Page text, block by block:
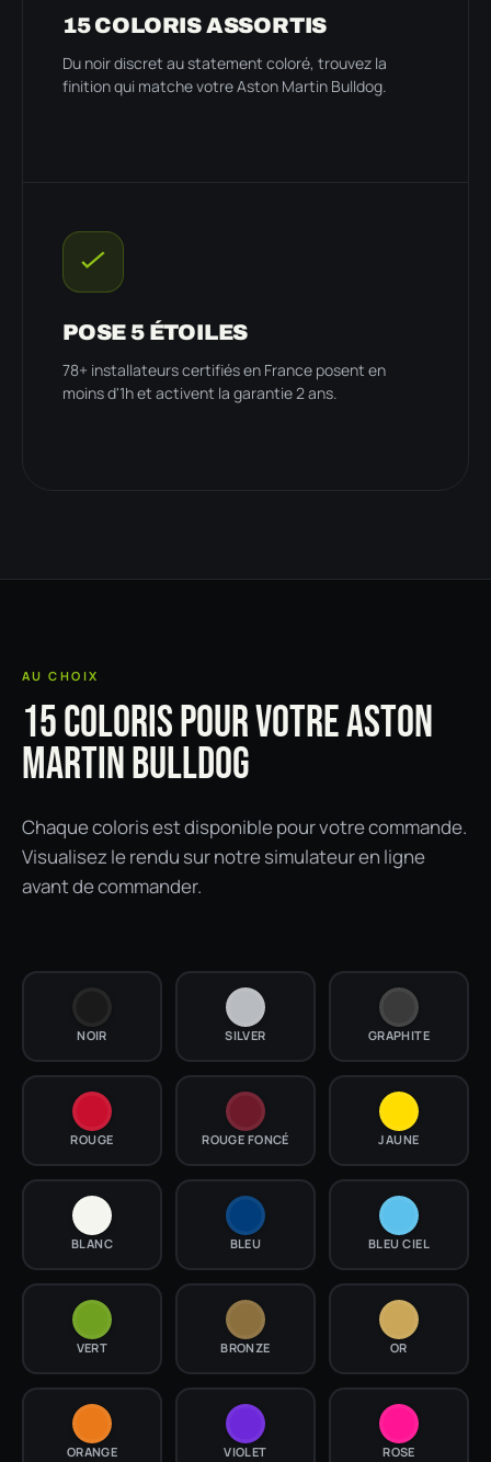
15 COLORIS ASSORTIS
Du noir discret au statement coloré, trouvez la
finition qui matche votre Aston Martin Bulldog.
POSE 5 ÉTOILES
78+ installateurs certifiés en France posent en
moins d'1h et activent la garantie 2 ans.
AU CHOIX
15 COLORIS POUR VOTRE ASTON
MARTIN BULLDOG
Chaque coloris est disponible pour votre commande.
Visualisez le rendu sur notre simulateur en ligne
avant de commander.
NOIR SILVER GRAPHITE
ROUGE ROUGE FONCÉ JAUNE
BLANC BLEU BLEU CIEL
VERT BRONZE OR
ORANGE VIOLET ROSE